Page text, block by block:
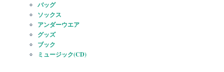
バッグ
ソックス
アンダーウエア
グッズ
ブック
ミュージック(CD)